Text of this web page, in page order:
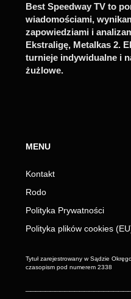
Best Speedway TV to
wiadomościami,
zapowiedziami i
Ekstraligę, Metalkas 2.
turnieje indywidualne i
żużlowe.
MENU
Kontakt
Rodo
Polityka Prywatności
Polityka plików cookies
Tytuł zarejestrowany w Sądzie
czasopism pod numerem 2338